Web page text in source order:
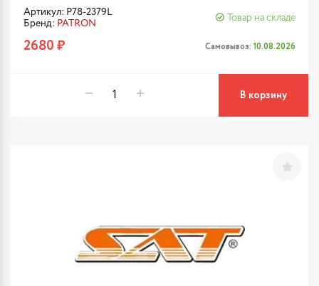
Артикул: P78-2379L
Бренд: PATRON
Товар на складе
2680 ₽ Самовывоз: 10.08.2026
В корзину